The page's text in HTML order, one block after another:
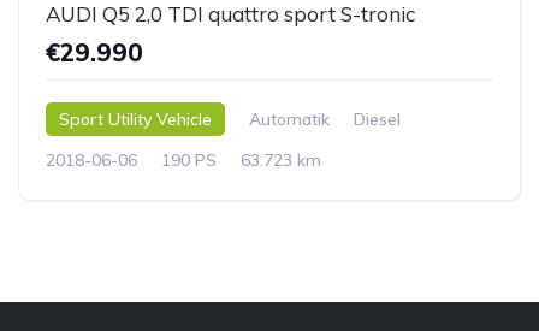
AUDI Q5 2,0 TDI quattro sport S-tronic
€29.990
Sport Utility Vehicle Automatik
Diesel
2018-06-06
190 PS 63.723 km